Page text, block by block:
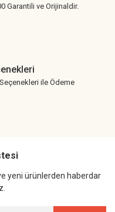
Garantili ve Orijinaldir.
ile Ödeme
yeni ürünlerden haberdar